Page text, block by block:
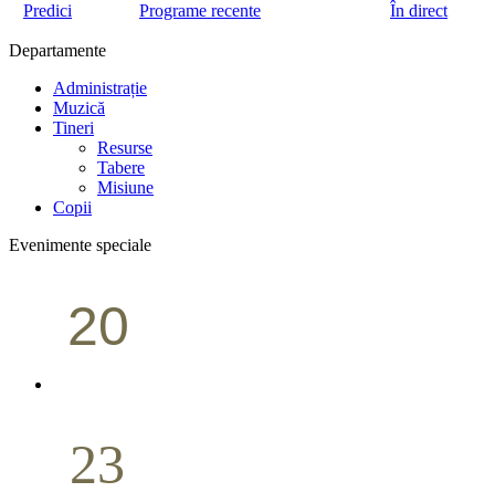
Predici Programe recente În direct
Departamente
Administrație
Muzică
Tineri
Resurse
Tabere
Misiune
Copii
Evenimente speciale
20
23